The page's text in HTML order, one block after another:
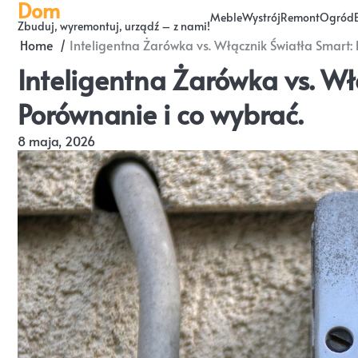
Skip
content
Dom
Zbuduj, wyremontuj, urządź – z nami!
MebleWystrójRemontOgród
Home Inteligentna Żarówka vs. Włącznik Światła
Inteligentna Żarówka vs.
Porównanie i co wybrać.
8 maja, 2026